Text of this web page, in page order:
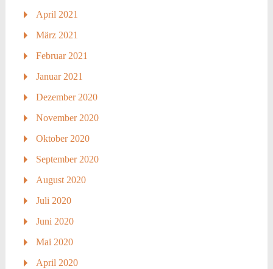
April 2021
März 2021
Februar 2021
Januar 2021
Dezember 2020
November 2020
Oktober 2020
September 2020
August 2020
Juli 2020
Juni 2020
Mai 2020
April 2020